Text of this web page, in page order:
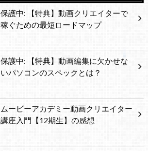
保護中: 【特典】動画クリエイターで
稼ぐための最短ロードマップ
保護中: 【特典】動画編集に欠かせな
いパソコンのスペックとは？
ムービーアカデミー動画クリエイター
講座入門【12期生】の感想